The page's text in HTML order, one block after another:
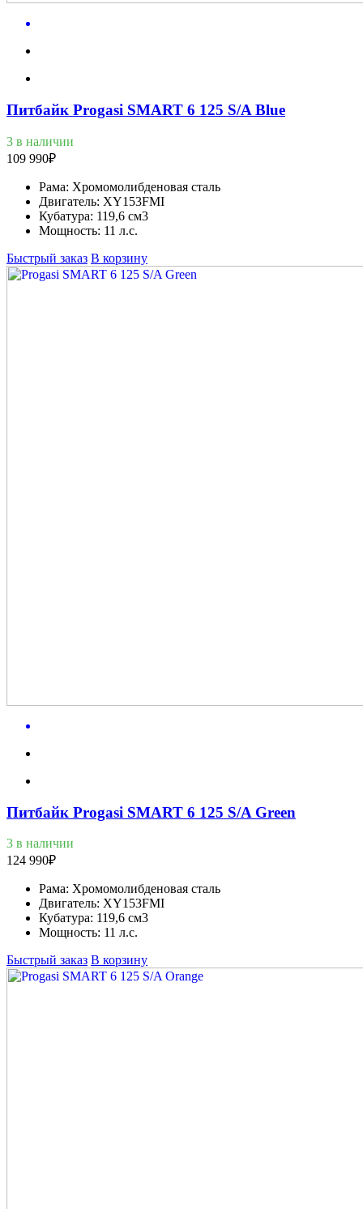
Питбайк Progasi SMART 6 125 S/A Blue
3 в наличии
109 990₽
Рама: Хромомолибденовая сталь
Двигатель: XY153FMI
Кубатура: 119,6 см3
Мощность: 11 л.с.
Быстрый заказ В корзину
Питбайк Progasi SMART 6 125 S/A Green
3 в наличии
124 990₽
Рама: Хромомолибденовая сталь
Двигатель: XY153FMI
Кубатура: 119,6 см3
Мощность: 11 л.с.
Быстрый заказ В корзину